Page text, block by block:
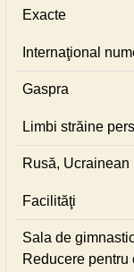
Exacte
Internaţional
Gaspra
Limbi străine
Rusă, Ucrainean
Facilităţi
Sala de
Reducere pentru